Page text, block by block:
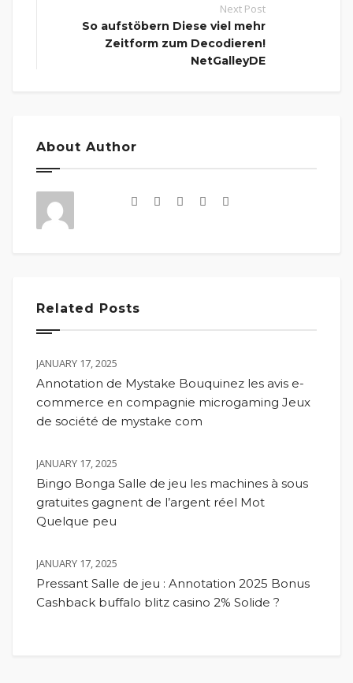
Next Post
So aufstöbern Diese viel mehr
Zeitform zum Decodieren!
NetGalleyDE
About Author
Related Posts
JANUARY 17, 2025
Annotation de Mystake Bouquinez les avis e-
commerce en compagnie microgaming Jeux
de société de mystake com
JANUARY 17, 2025
Bingo Bonga Salle de jeu les machines à sous
gratuites gagnent de l’argent réel Mot
Quelque peu
JANUARY 17, 2025
Pressant Salle de jeu : Annotation 2025 Bonus
Cashback buffalo blitz casino 2% Solide ?